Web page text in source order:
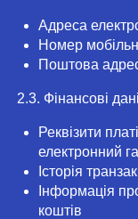
Адреса
Номер
Поштова
2.3. Фінансові
Реквізити
електронний
Історія
Інформація
коштів